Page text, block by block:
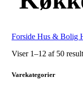
Forside Hus & Bolig
Viser 1–12 af 50
Varekategorier